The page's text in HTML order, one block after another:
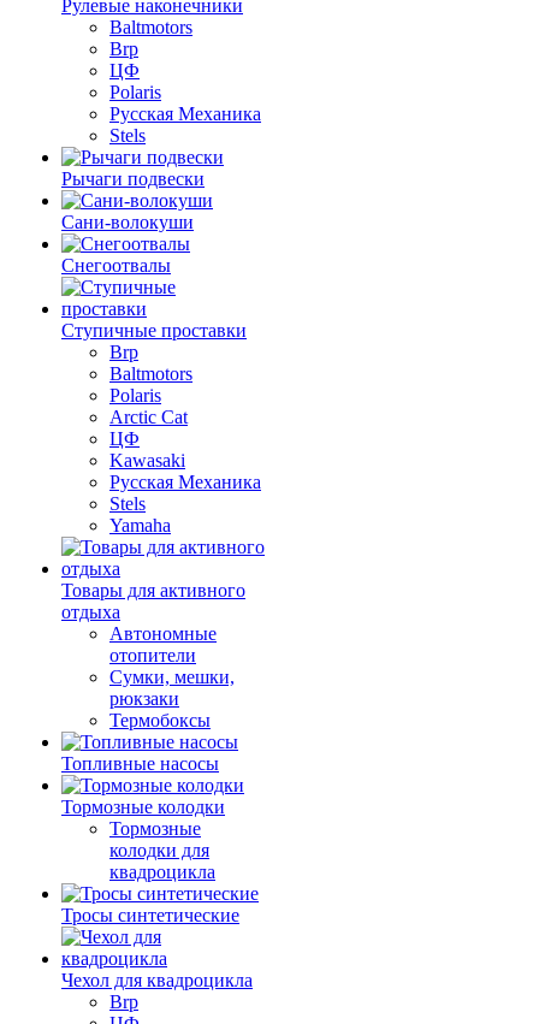
Рулевые наконечники
Baltmotors
Brp
ЦФ
Polaris
Русская Механика
Stels
Рычаги подвески
Сани-волокуши
Снегоотвалы
Ступичные проставки
Brp
Baltmotors
Polaris
Arctic Cat
ЦФ
Kawasaki
Русская Механика
Stels
Yamaha
Товары для активного
отдыха
Автономные
отопители
Сумки, мешки,
рюкзаки
Термобоксы
Топливные насосы
Тормозные колодки
Тормозные
колодки для
квадроцикла
Тросы синтетические
Чехол для квадроцикла
Brp